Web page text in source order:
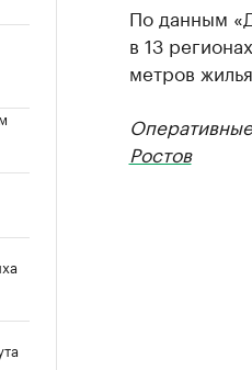
По данным
в 13
метров жилья.
Ростов